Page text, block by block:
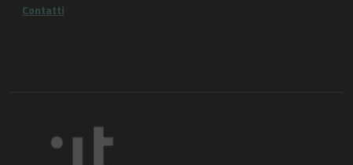
Contatti